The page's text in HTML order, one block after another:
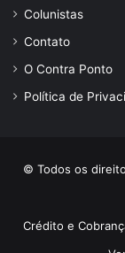
Colunistas
Contato
O Contra Ponto
Política de
© Todos os
Crédito e